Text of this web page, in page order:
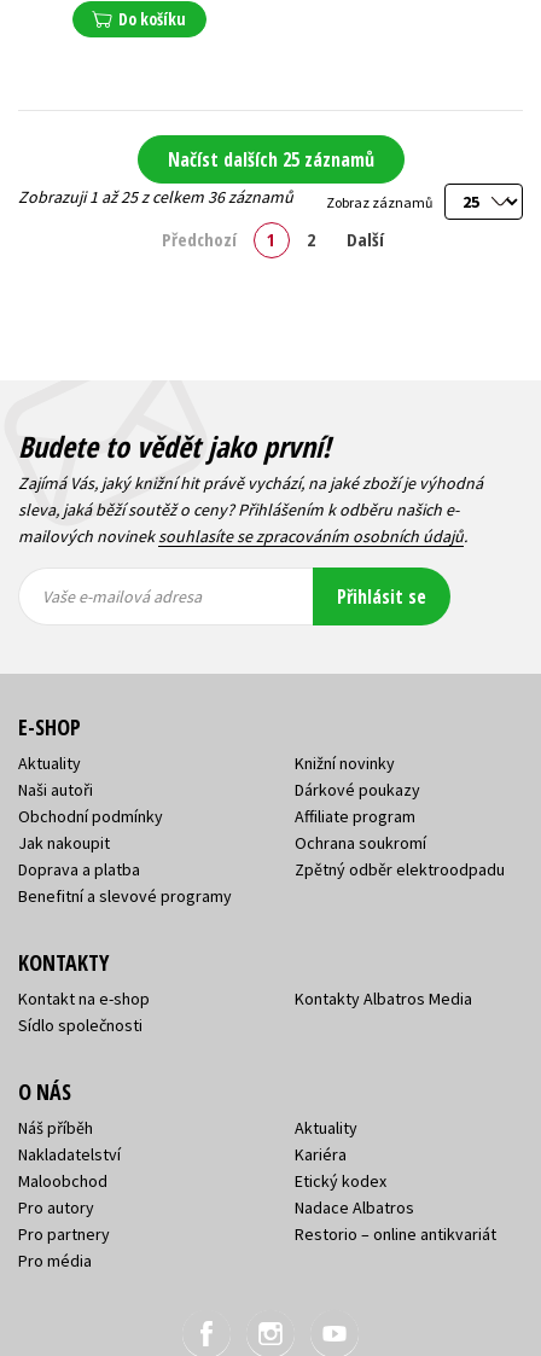
Do košíku
Načíst dalších 25 záznamů
Zobraz záznamů
Zobrazuji 1 až 25 z celkem 36 záznamů
Předchozí 1 2 Další
Budete to vědět jako první!
Zajímá Vás, jaký knižní hit právě vychází, na jaké zboží je výhodná
sleva, jaká běží soutěž o ceny? Přihlášením k odběru našich e-
mailových novineksouhlasíte se zpracováním osobních údajů.
mailová
mailová
Vaše e-mailová adresa Přihlásit se
E-SHOP
Aktuality
Naši autoři
Obchodní podmínky
Jak nakoupit
Doprava a platba
Benefitní a slevové programy
Knižní novinky
Dárkové poukazy
Affiliate program
Ochrana soukromí
Zpětný odběr elektroodpadu
KONTAKTY
Kontakt na e-shop
Sídlo společnosti
Kontakty Albatros Media
O NÁS
Náš příběh
Nakladatelství
Maloobchod
Pro autory
Pro partnery
Pro média
Aktuality
Kariéra
Etický kodex
Nadace Albatros
Restorio – online antikvariát